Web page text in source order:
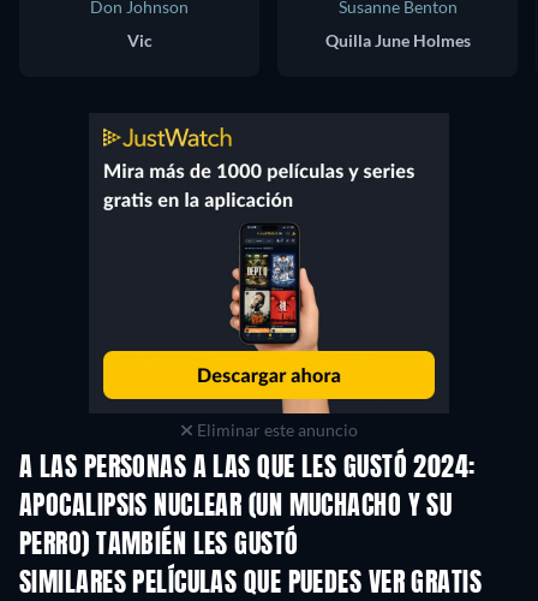
Don Johnson
Vic
Susanne Benton
Quilla June Holmes
Eliminar este anuncio
A LAS PERSONAS A LAS QUE LES GUSTÓ 2024:
APOCALIPSIS NUCLEAR (UN MUCHACHO Y SU
PERRO) TAMBIÉN LES GUSTÓ
SIMILARES PELÍCULAS QUE PUEDES VER GRATIS